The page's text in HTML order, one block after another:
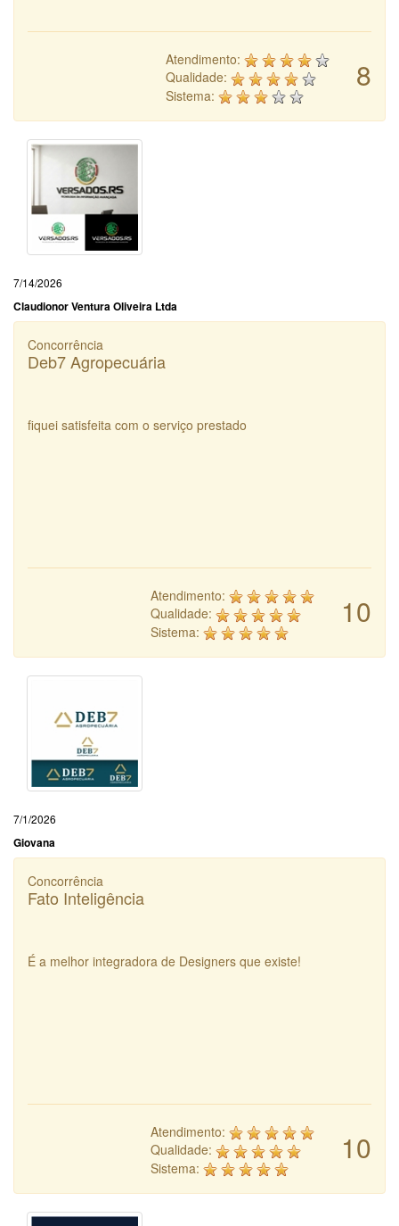
8
Atendimento:
Qualidade:
Sistema:
7/14/2026
Claudionor Ventura Oliveira Ltda
Concorrência
Deb7 Agropecuária
fiquei satisfeita com o serviço prestado
10
Atendimento:
Qualidade:
Sistema:
7/1/2026
Giovana
Concorrência
Fato Inteligência
É a melhor integradora de Designers que existe!
10
Atendimento:
Qualidade:
Sistema: